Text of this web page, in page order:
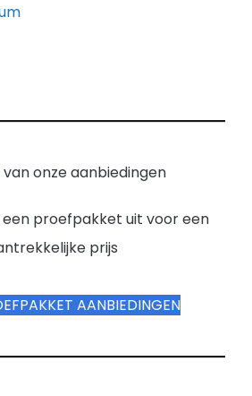
onze aanbiedingen
proefpakket uit voor een
prijs
AANBIEDINGEN